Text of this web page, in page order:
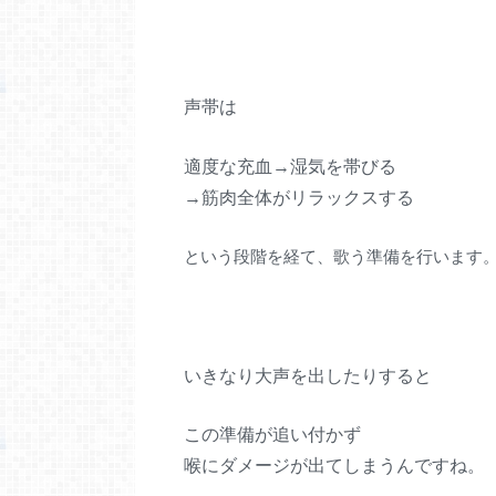
声帯は
適度な充血→湿気を帯びる
→筋肉全体がリラックスする
という段階を経て、歌う準備を行います
いきなり大声を出したりすると
この準備が追い付かず
喉にダメージが出てしまうんですね。